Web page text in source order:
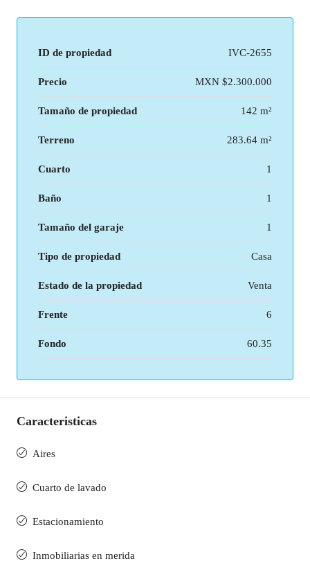
ID de propiedad IVC-2655
Precio MXN $2.300.000
Tamaño de propiedad 142 m²
Terreno 283.64 m²
Cuarto 1
Baño 1
Tamaño del garaje 1
Tipo de propiedad Casa
Estado de la propiedad Venta
Frente 6
Fondo 60.35
Caracteristicas
Aires
Cuarto de lavado
Estacionamiento
Inmobiliarias en merida